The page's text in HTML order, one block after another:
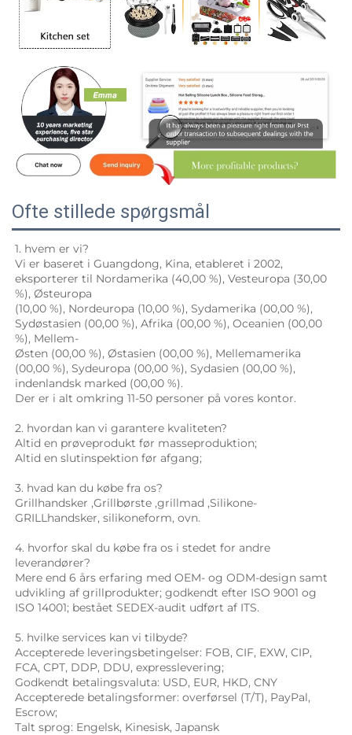
Ofte stillede spørgsmål
1. hvem er vi?
Vi er baseret i Guangdong, Kina, etableret i 2002,
eksporterer til Nordamerika (40,00 %), Vesteuropa (30,00
%), Østeuropa
(10,00 %), Nordeuropa (10,00 %), Sydamerika (00,00 %),
Sydøstasien (00,00 %), Afrika (00,00 %), Oceanien (00,00
%), Mellem-
Østen (00,00 %), Østasien (00,00 %), Mellemamerika
(00,00 %), Sydeuropa (00,00 %), Sydasien (00,00 %),
indenlandsk marked (00,00 %).
Der er i alt omkring 11-50 personer på vores kontor.
2. hvordan kan vi garantere kvaliteten?
Altid en prøveprodukt før masseproduktion;
Altid en slutinspektion før afgang;
3. hvad kan du købe fra os?
Grillhandsker ,Grillbørste ,grillmad ,Silikone-
GRILLhandsker, silikoneform, ovn.
4. hvorfor skal du købe fra os i stedet for andre
leverandører?
Mere end 6 års erfaring med OEM- og ODM-design samt
udvikling af grillprodukter; godkendt efter ISO 9001 og
ISO 14001; bestået SEDEX-audit udført af ITS.
5. hvilke services kan vi tilbyde?
Accepterede leveringsbetingelser: FOB, CIF, EXW, CIP,
FCA, CPT, DDP, DDU, expresslevering;
Godkendt betalingsvaluta: USD, EUR, HKD, CNY
Accepterede betalingsformer: overførsel (T/T), PayPal,
Escrow;
Talt sprog: Engelsk, Kinesisk, Japansk